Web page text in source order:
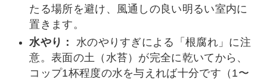
たる場所を避け、風通しの良い明るい室内に
置きます。
水やり：
水のやりすぎによる「根腐れ」に注
意。表面の土（水苔）が完全に乾いてから、
コップ1杯程度の水を与えれば十分です（1〜